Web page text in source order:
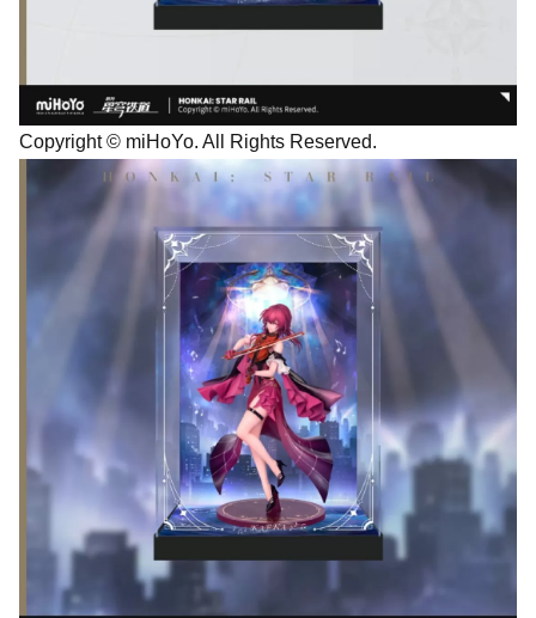
Copyright © miHoYo. All Rights Reserved.